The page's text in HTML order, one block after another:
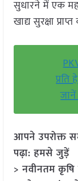
सुधारने में एक
खाद्य सुरक्षा
आपने उपरोक्त
पढ़ा: हमसे जुड़ें
> नवीनतम